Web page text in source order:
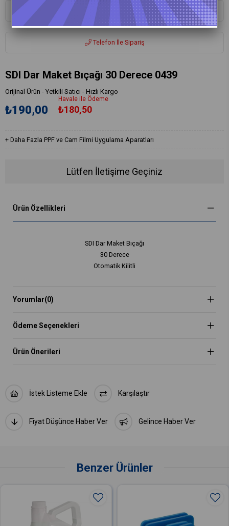
Whatsapp ile Sipariş
Telefon İle Sipariş
SDI Dar Maket Bıçağı 30 Derece 0439
Orijinal Ürün - Yetkili Satıcı - Hızlı Kargo
₺190,00
Havale ile Ödeme
₺180,50
+ Daha Fazla PPF ve Cam Filmi Uygulama Aparatları
Lütfen İletişime Geçiniz
Ürün Özellikleri
SDI Dar Maket Bıçağı
30 Derece
Otomatik Kilitli
Yorumlar(0)
Ödeme Seçenekleri
Ürün Önerileri
İstek Listeme Ekle Karşılaştır
Fiyat Düşünce Haber Ver Gelince Haber Ver
Benzer Ürünler